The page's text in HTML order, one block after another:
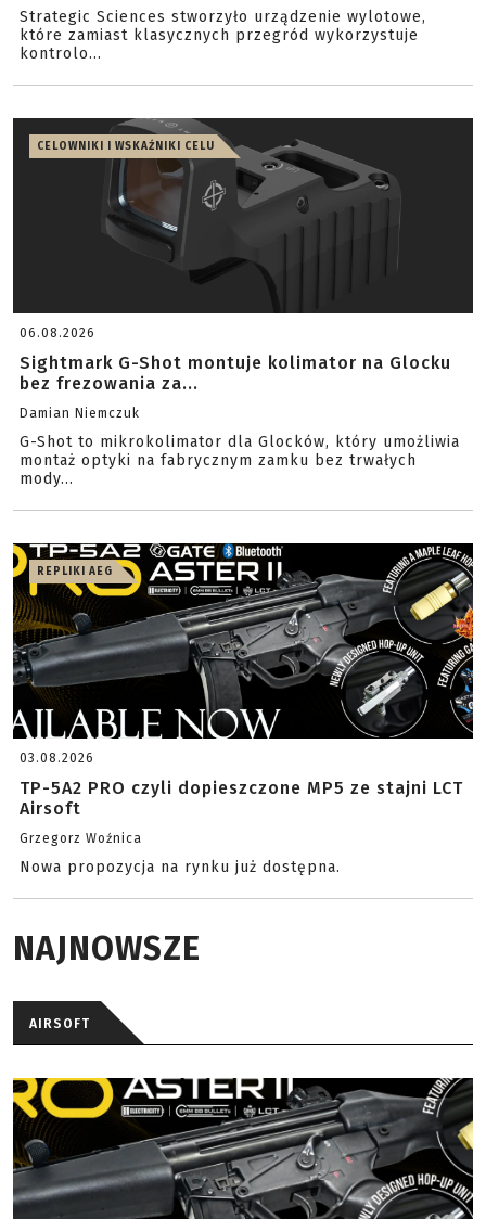
Strategic Sciences stworzyło urządzenie wylotowe,
które zamiast klasycznych przegród wykorzystuje
kontrolo...
CELOWNIKI I WSKAŹNIKI CELU
06.08.2026
Sightmark G-Shot montuje kolimator na Glocku
bez frezowania za...
Damian Niemczuk
G-Shot to mikrokolimator dla Glocków, który umożliwia
montaż optyki na fabrycznym zamku bez trwałych
mody...
REPLIKI AEG
03.08.2026
TP-5A2 PRO czyli dopieszczone MP5 ze stajni LCT
Airsoft
Grzegorz Woźnica
Nowa propozycja na rynku już dostępna.
NAJNOWSZE
AIRSOFT